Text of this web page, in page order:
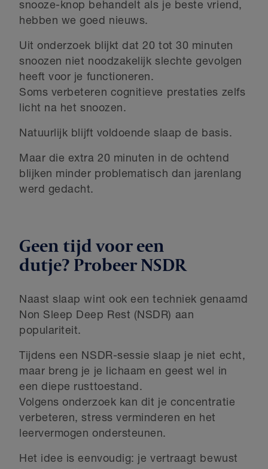
snooze-knop behandelt als je beste vriend,
hebben we goed nieuws.
Uit onderzoek blijkt dat 20 tot 30 minuten
snoozen niet noodzakelijk slechte gevolgen
heeft voor je functioneren.
Soms verbeteren cognitieve prestaties zelfs
licht na het snoozen.
Natuurlijk blijft voldoende slaap de basis.
Maar die extra 20 minuten in de ochtend
blijken minder problematisch dan jarenlang
werd gedacht.
Geen tijd voor een
dutje? Probeer NSDR
Naast slaap wint ook een techniek genaamd
Non Sleep Deep Rest (NSDR) aan
populariteit.
Tijdens een NSDR-sessie slaap je niet echt,
maar breng je je lichaam en geest wel in
een diepe rusttoestand.
Volgens onderzoek kan dit je concentratie
verbeteren, stress verminderen en het
leervermogen ondersteunen.
Het idee is eenvoudig: je vertraagt bewust